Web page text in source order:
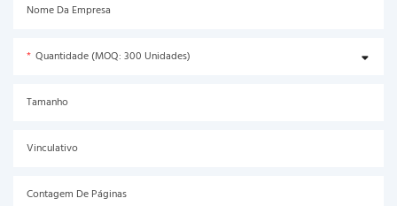
Nome Da Empresa
Quantidade (MOQ: 300 Unidades)
Tamanho
Vinculativo
Contagem De Páginas